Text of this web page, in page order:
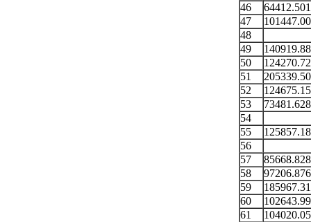
46
47
48
49
50
51
52
53
54
55
56
57
58
59
60
61